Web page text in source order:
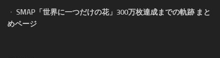
・ SMAP「世界に一つだけの花」300万枚達成までの軌跡 まと
めページ